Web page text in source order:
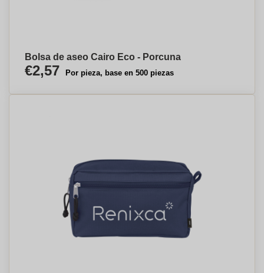
Bolsa de aseo Cairo Eco - Porcuna
€2,57 Por pieza, base en 500 piezas